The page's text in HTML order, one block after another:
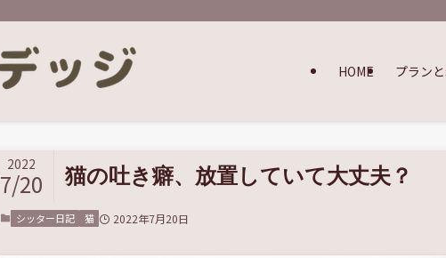
HOME プラン
猫の吐き癖、放置していて大丈夫？
2022
7/20
シッター日記 猫 2022年7月20日